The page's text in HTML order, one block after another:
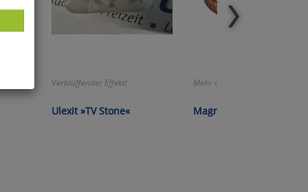
Verblüffender Effekt!
Ulexit »TV Stone«
Mehr als nur ein Schmuckstück!
Magnetarmreif »Radha«